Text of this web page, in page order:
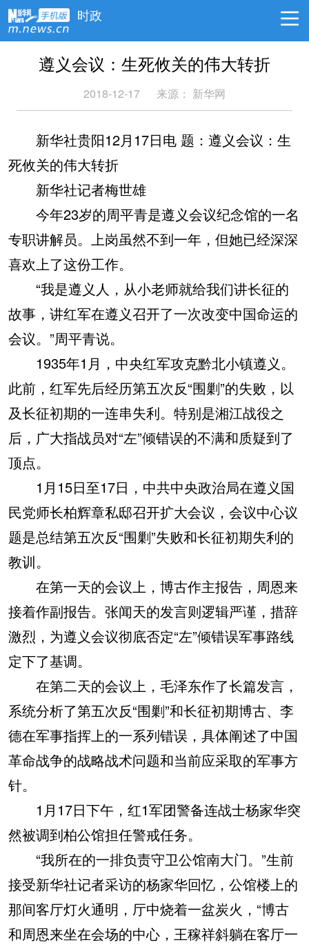
时政
遵义会议：生死攸关的伟大转折
2018-12-17 来源： 新华网
新华社贵阳12月17日电 题：遵义会议：生
死攸关的伟大转折
新华社记者梅世雄
今年23岁的周平青是遵义会议纪念馆的一名
专职讲解员。上岗虽然不到一年，但她已经深深
喜欢上了这份工作。
“我是遵义人，从小老师就给我们讲长征的
故事，讲红军在遵义召开了一次改变中国命运的
会议。”周平青说。
1935年1月，中央红军攻克黔北小镇遵义。
此前，红军先后经历第五次反“围剿”的失败，以
及长征初期的一连串失利。特别是湘江战役之
后，广大指战员对“左”倾错误的不满和质疑到了
顶点。
1月15日至17日，中共中央政治局在遵义国
民党师长柏辉章私邸召开扩大会议，会议中心议
题是总结第五次反“围剿”失败和长征初期失利的
教训。
在第一天的会议上，博古作主报告，周恩来
接着作副报告。张闻天的发言则逻辑严谨，措辞
激烈，为遵义会议彻底否定“左”倾错误军事路线
定下了基调。
在第二天的会议上，毛泽东作了长篇发言，
系统分析了第五次反“围剿”和长征初期博古、李
德在军事指挥上的一系列错误，具体阐述了中国
革命战争的战略战术问题和当前应采取的军事方
针。
1月17日下午，红1军团警备连战士杨家华突
然被调到柏公馆担任警戒任务。
“我所在的一排负责守卫公馆南大门。”生前
接受新华社记者采访的杨家华回忆，公馆楼上的
那间客厅灯火通明，厅中烧着一盆炭火，“博古
和周恩来坐在会场的中心，王稼祥斜躺在客厅一